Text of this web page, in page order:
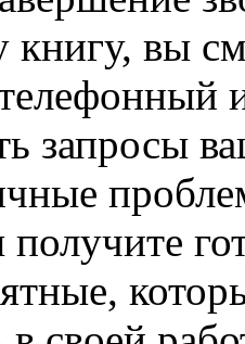
книгу, вы
запросы